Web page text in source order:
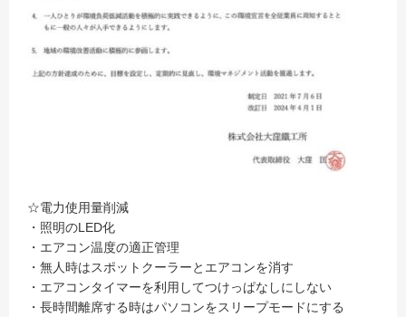
☆電力使用量削減
・照明のLED化
・エアコン温度の適正管理
・無人時はスポットクーラーとエアコンを消す
・エアコンタイマーを利用してつけっぱなしにしない
・長時間離席する時はパソコンをスリープモードにする